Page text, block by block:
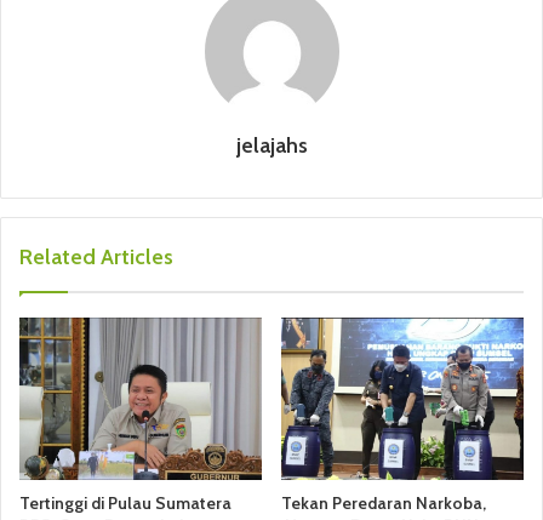
jelajahs
Related Articles
Tertinggi di Pulau Sumatera
Tekan Peredaran Narkoba,